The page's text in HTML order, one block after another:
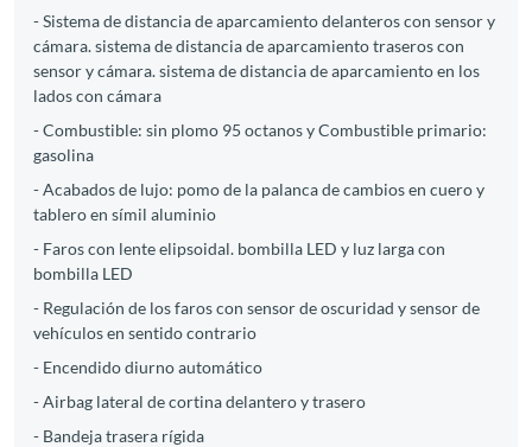
- Sistema de distancia de aparcamiento delanteros con sensor y
cámara. sistema de distancia de aparcamiento traseros con
sensor y cámara. sistema de distancia de aparcamiento en los
lados con cámara
- Combustible: sin plomo 95 octanos y Combustible primario:
gasolina
- Acabados de lujo: pomo de la palanca de cambios en cuero y
tablero en símil aluminio
- Faros con lente elipsoidal. bombilla LED y luz larga con
bombilla LED
- Regulación de los faros con sensor de oscuridad y sensor de
vehículos en sentido contrario
- Encendido diurno automático
- Airbag lateral de cortina delantero y trasero
- Bandeja trasera rígida